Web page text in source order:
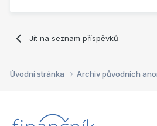
Jít na seznam příspěvků
Úvodní stránka Archiv původních